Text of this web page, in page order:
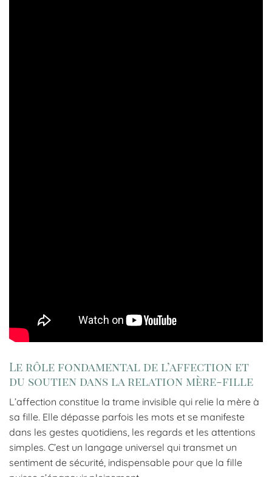
Le rôle fondamental de l’affection et
du soutien dans la relation mère-fille
L’affection constitue la trame invisible qui relie la mère à
sa fille. Elle dépasse parfois les mots et se manifeste
dans les gestes quotidiens, les regards et les attentions
simples. C’est un langage universel qui transmet un
sentiment de sécurité, indispensable pour que la fille